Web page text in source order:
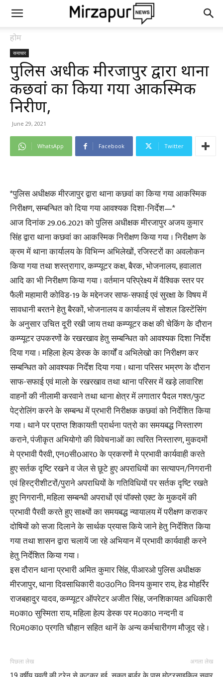
होम
समाचार
पुलिस अधीक्षक मीरजापुर द्वारा थाना
कछवां का किया गया आकस्मिक
निरीक्षण,
June 29, 2021
WhatsApp Facebook Twitter
*पुलिस अधीक्षक मीरजापुर द्वारा थाना कछवां का किया गया आकस्मिक
निरीक्षण, सम्बन्धित को दिया गया आवश्यक दिशा-निर्देश—*
आज दिनांक 29.06.2021 को पुलिस अधीक्षक मीरजापुर अजय कुमार
सिंह द्वारा थाना कछवां का आकस्मिक निरीक्षण किया गया । निरीक्षण के
क्रम में थाना कार्यालय के विभिन्न अभिलेखों, रजिस्टरों का अवलोकन
किया गया तथा शस्त्रागार, कम्प्यूटर कक्ष, बैरक, भोजनालय, हवालात
आदि का भी निरीक्षण किया गया । वर्तमान परिप्रेक्ष्य में वैश्विक स्तर पर
फैली महामारी कोविड-19 के मद्देनजर साफ-सफाई एवं सुरक्षा के विषय में
सावधानी बरतने हेतु बैरकों, भोजनालय व कार्यालय में सोशल डिस्टेंसिंग
के अनुसार उचित दूरी रखी जाय तथा कम्प्यूटर कक्ष की चेकिंग के दौरान
कम्प्यूटर उपकरणों के रखरखाव हेतु सम्बन्धित को आवश्यक दिशा निर्देश
दिया गया । महिला हेल्प डेस्क के कार्यों व अभिलेखो का निरीक्षण कर
सम्बन्धित को आवश्यक निर्देश दिया गया । थाना परिसर भम्रण के दौरान
साफ-सफाई एवं मालो के रखरखाव तथा थाना परिसर में खड़े लावारिश
वाहनों की नीलामी करवाने तथा थाना क्षेत्र में लगातार पैदल गश्त/फुट
पेट्रोलिंग करने के सम्बन्ध में प्रभारी निरीक्षक कछवां को निर्देशित किया
गया । थाने पर प्राप्त शिकायती प्रार्थना पत्रो का समयबद्ध निस्तारण
कराने, पंजीकृत अभियोगो की विवेचनाओं का त्वरित निस्तारण, मुकदमों
मे प्रभावी पैरवी, एन0सी0आर0 के प्रकरणों मे प्रभावी कार्यवाही करते
हुए सर्तक दृष्टि रखने व जेल से छूटे हुए अपराधियों का सत्यापन/निगरानी
एवं हिस्ट्रीशीटरों/पुराने अपराधियों के गतिविधियों पर सर्तक दृष्टि रखते
हुए निगरानी, महिला सम्बन्धी अपराधों एवं पॉक्सो एक्ट के मुकदमें की
प्रभावी पैरवी करते हुए साक्ष्यों का समयबद्ध न्यायालय में परीक्षण कराकर
दोषियों को सजा दिलाने के सार्थक प्रयास किये जाने हेतु निर्देशित किया
गया तथा शासन द्वारा चलायें जा रहे अभियान में प्रभावी कार्यवाही करने
हेतु निर्देशित किया गया ।
इस दौरान थाना प्रभारी अमित कुमार सिंह, पीआरओ पुलिस अधीक्षक
मीरजापुर, थाना दिवसाधिकारी व0उ0नि0 विनय कुमार राय, हेड मोहर्रिर
राजबहादुर यादव, कम्प्यूटर ऑपरेटर अजीत सिंह, जनशिकायत अधिकारी
म0का0 सुस्मिता राय, महिला हेल्प डेस्क पर म0का0 नन्दनी व
रि0म0का0 प्रगति चौहान सहित थानें के अन्य कर्मचारीगण मौजूद रहे ।
पिछला लेख अगला लेख